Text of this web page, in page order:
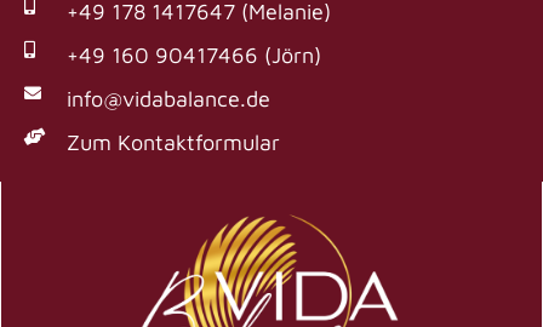
+49 178 1417647 (Melanie)
+49 160 90417466 (Jörn)
info@vidabalance.de
Zum Kontaktformular